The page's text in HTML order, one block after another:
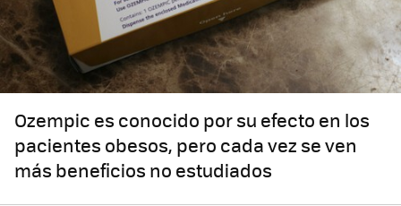
Ozempic es conocido por su efecto en los
pacientes obesos, pero cada vez se ven
más beneficios no estudiados